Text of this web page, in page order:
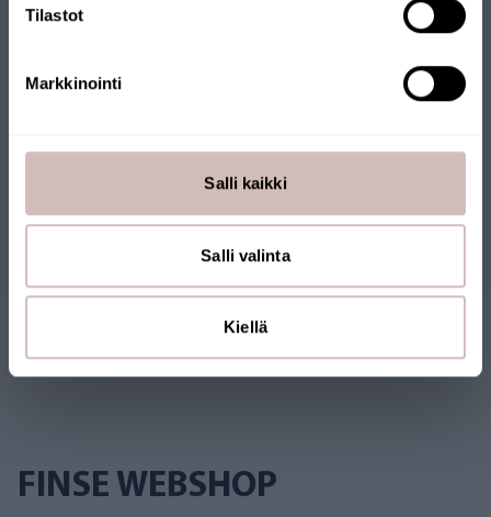
Tilastot
Markkinointi
Salli kaikki
Salli valinta
Kiellä
messages.files
Beoordelingen
Vragen
FINSE WEBSHOP